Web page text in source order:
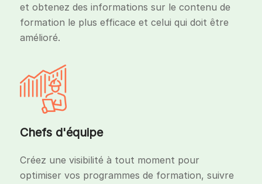
et obtenez des informations sur le contenu de
formation le plus efficace et celui qui doit être
amélioré.
Chefs d'équipe
Créez une visibilité à tout moment pour
optimiser vos programmes de formation, suivre